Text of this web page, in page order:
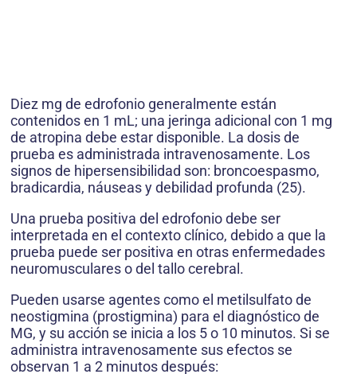
Diez mg de edrofonio generalmente están
contenidos en 1 mL; una jeringa adicional con 1 mg
de atropina debe estar disponible. La dosis de
prueba es administrada intravenosamente. Los
signos de hipersensibilidad son: broncoespasmo,
bradicardia, náuseas y debilidad profunda (25).
Una prueba positiva del edrofonio debe ser
interpretada en el contexto clínico, debido a que la
prueba puede ser positiva en otras enfermedades
neuromusculares o del tallo cerebral.
Pueden usarse agentes como el metilsulfato de
neostigmina (prostigmina) para el diagnóstico de
MG, y su acción se inicia a los 5 o 10 minutos. Si se
administra intravenosamente sus efectos se
observan 1 a 2 minutos después: